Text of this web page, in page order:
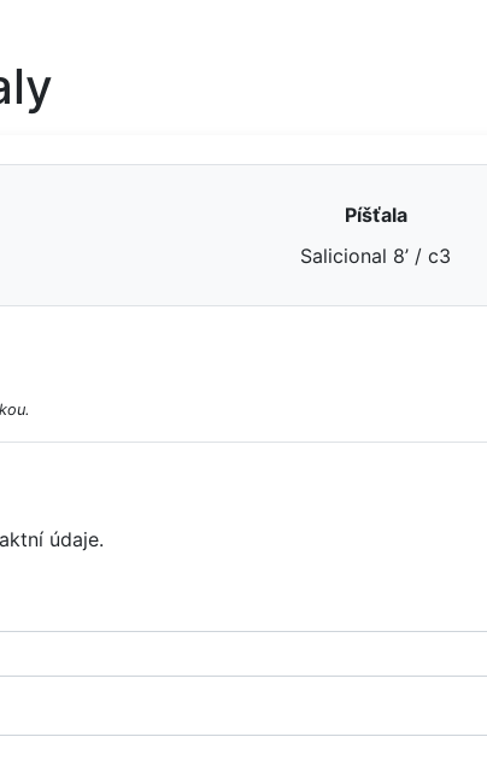
Píšťala
Salicional 8’ / c3
údaje.